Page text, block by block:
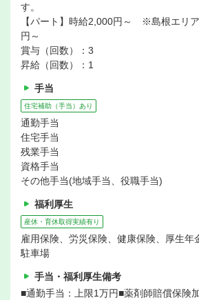
す。
【パート】時給2,000円～ ※島根エリ
円～
賞与（回数）：3
昇給（回数）：1
手当
住宅補助（手当）あり
通勤手当
住宅手当
残業手当
資格手当
その他手当(地域手当、役職手当)
福利厚生
産休・育休取得実績有り
雇用保険、労災保険、健康保険、厚生年
駐車場
手当・福利厚生備考
■通勤手当：上限1万円■薬剤師賠償保険